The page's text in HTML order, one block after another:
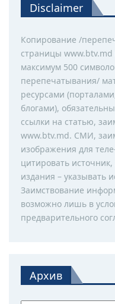
Disclaimer
Копирование /
страницы www.btv.md
максимум 500
перепечатывания/
ресурсами
блогами),
ссылки на статью,
www.btv.md. СМИ,
изображения для
цитировать
издания – указывать
Заимствование
возможно лишь в
предварительного
Архив